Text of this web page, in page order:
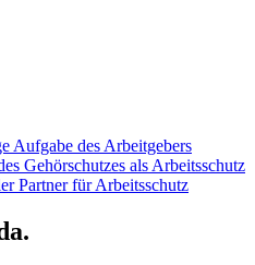
Aufgabe des Arbeitgebers
Gehörschutzes als Arbeitsschutz
Partner für Arbeitsschutz